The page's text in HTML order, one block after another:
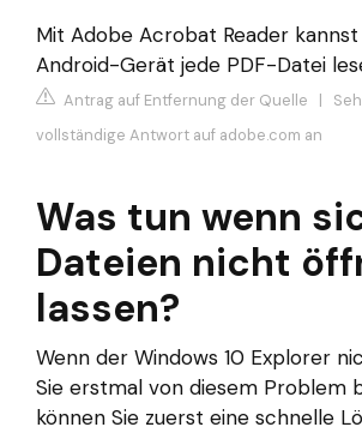
Mit Adobe Acrobat Reader
Android-Gerät jede PDF-Datei
Antrag auf Entfernung der Quelle |
vollständige Antwort auf adobe.com an
Was tun wenn
Dateien nicht
lassen?
Wenn der Windows 10 Explorer
Sie erstmal von diesem Problem
können Sie zuerst eine schnelle